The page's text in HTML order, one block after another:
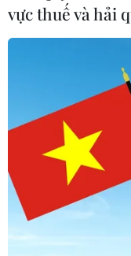
đêm, phát điện 45
vực thuế và hải